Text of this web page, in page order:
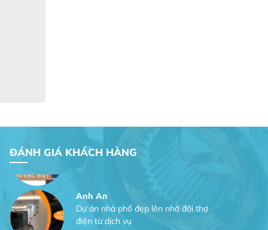
ĐÁNH GIÁ KHÁCH HÀNGGia Đình chúng tôi rất hài lòng dịch vụ
Anh An
Dự án nhà phố đẹp lên nhờ đội thợ
điện từ dịch vụ